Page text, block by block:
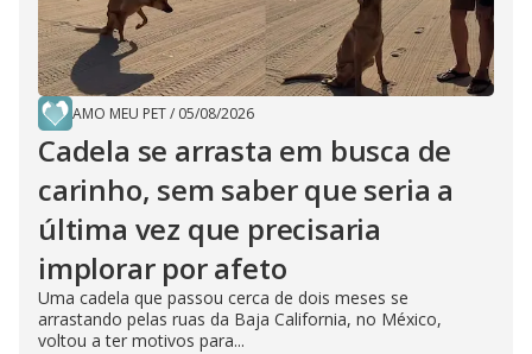
AMO MEU PET/ 05/08/2026
Cadela se arrasta em busca de
carinho, sem saber que seria a
última vez que precisaria
implorar por afeto
Uma cadela que passou cerca de dois meses se
arrastando pelas ruas da Baja California, no México,
voltou a ter motivos para...